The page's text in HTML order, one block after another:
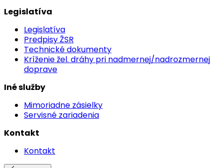
Legislatíva
Legislatíva
Predpisy ŽSR
Technické dokumenty
Kríženie žel. dráhy pri nadmernej/nadrozmernej
doprave
Iné služby
Mimoriadne zásielky
Servisné zariadenia
Kontakt
Kontakt